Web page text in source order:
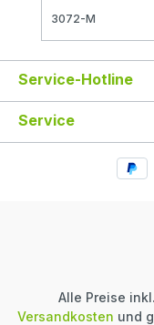
3072-M
Service-Hotline
Service
Alle Preise
Versandkosten und